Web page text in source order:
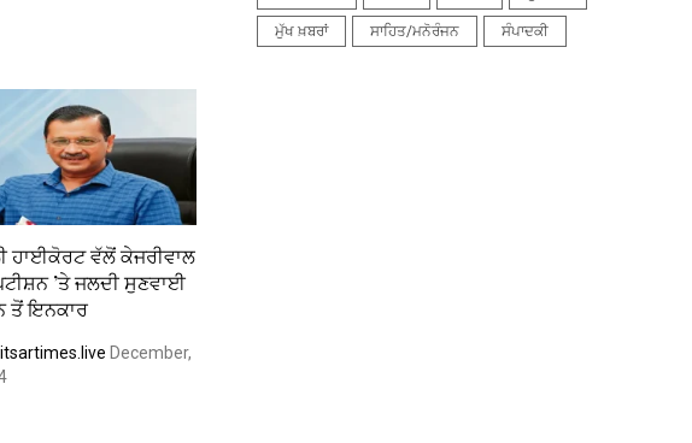
ਹਾਈਕੋਰਟ ਵੱਲੋਂ ਕੇਜਰੀਵਾਲ
’ਤੇ ਜਲਦੀ ਸੁਣਵਾਈ
ਤੋਂ ਇਨਕਾਰ
December,
ਮੁੱਖ ਖ਼ਬਰਾਂ ਸਾਹਿਤ/ਮਨੋਰੰਜਨ ਸੰਪਾਦਕੀ